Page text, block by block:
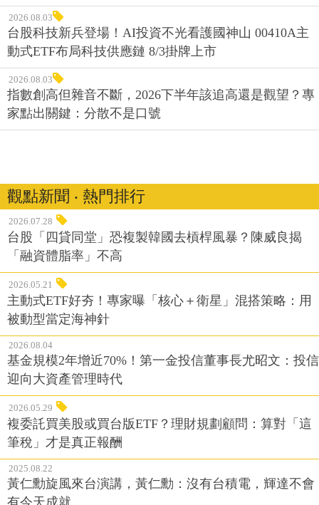
2026.08.03
台股科技新兵登場！AI投資不光看護國神山 00410A主
動式ETF布局科技供應鏈 8/3掛牌上市
2026.08.03
指數創高但雜音不斷，2026下半年該追高還是觀望？專
家點出關鍵：分散不是口號
觀點新聞 ‧ 熱門排行
2026.07.28
台股「四貸同堂」恐複製韓國去槓桿風暴？陳威良揭
「融資體脂率」不高
2026.05.21
主動式ETF好夯！專家曝「核心＋衛星」混搭策略：用
被動型當定海神針
2026.08.04
基金規模2年增近70%！第一金投信董事長尤昭文：投信
迎向大資產管理時代
2026.05.29
複委託買美股或買台版ETF？理財規劃顧問：算對「這
筆稅」才是真正報酬
2025.08.22
黃仁勳旋風來台演講，黃仁勳：沒有台積電，輝達不會